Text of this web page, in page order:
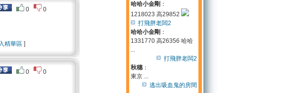
0
0
精華區 ]
0 0
哈哈小金剛 ：
1218023 高29852
打飛胖老闆2
哈哈小金剛 ：
1331770 高26356 哈哈
...
打飛胖老闆2
秋穗：
東京 ...
逃出吸血鬼的房間